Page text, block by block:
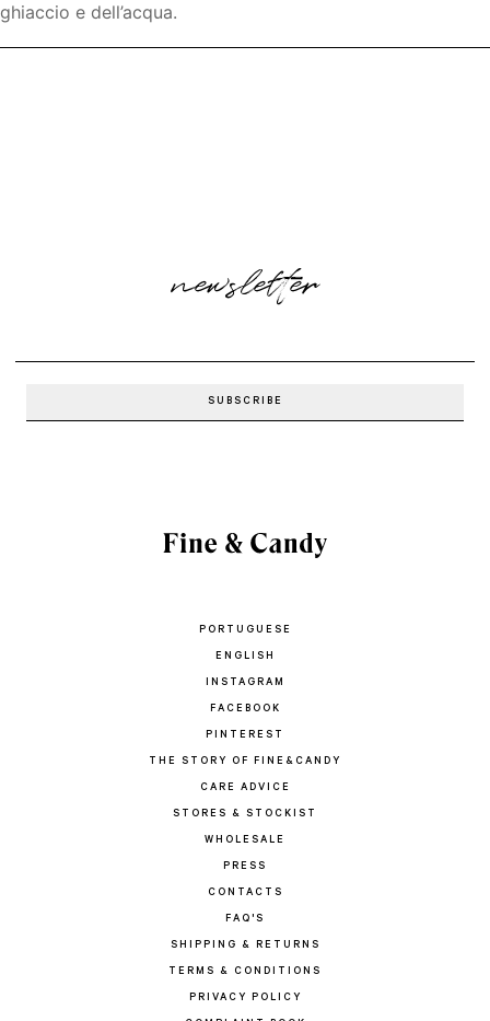
ghiaccio e dell’acqua.
newsletter
PORTUGUESE
ENGLISH
INSTAGRAM
FACEBOOK
PINTEREST
THE STORY OF FINE&CANDY
CARE ADVICE
STORES & STOCKIST
WHOLESALE
PRESS
CONTACTS
FAQ'S
SHIPPING & RETURNS
TERMS & CONDITIONS
PRIVACY POLICY